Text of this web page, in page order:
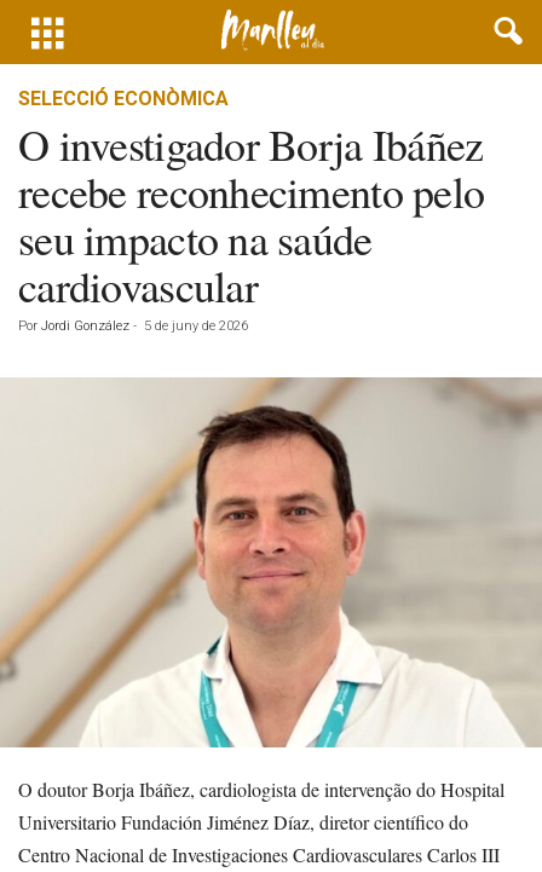
SELECCIÓ ECONÒMICA
O investigador Borja Ibáñez
recebe reconhecimento pelo
seu impacto na saúde
cardiovascular
Por Jordi González - 5 de juny de 2026
O doutor Borja Ibáñez, cardiologista de intervenção do Hospital
Universitario Fundación Jiménez Díaz, diretor científico do
Centro Nacional de Investigaciones Cardiovasculares Carlos III